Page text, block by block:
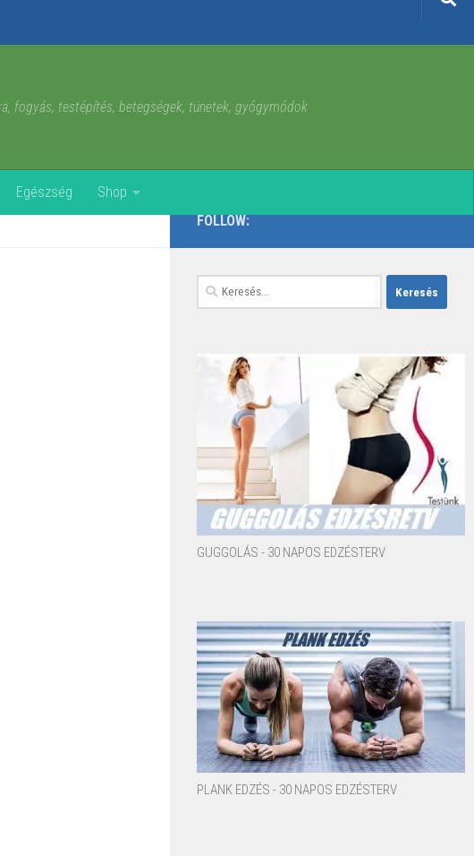
fogyás, testépítés, betegségek, tünetek, gyógymódok
Egészség
Shop
FOLLOW:
Keresés:
GUGGOLÁS - 30 NAPOS EDZÉSTERV
PLANK EDZÉS - 30 NAPOS EDZÉSTERV